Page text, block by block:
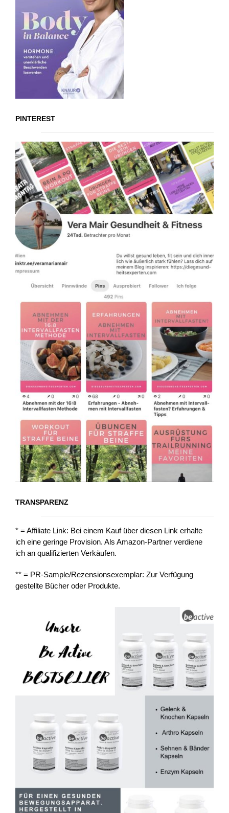
PINTEREST
TRANSPARENZ
* = Affiliate Link: Bei einem Kauf über diesen Link erhalte
ich eine geringe Provision. Als Amazon-Partner verdiene
ich an qualifizierten Verkäufen.
** = PR-Sample/Rezensionsexemplar: Zur Verfügung
gestellte Bücher oder Produkte.